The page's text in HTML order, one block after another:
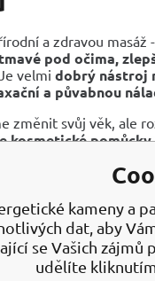
a zdravou masáž -
pod očima,
velmi dobrý nástroj
a půvabnou
změnit svůj věk, ale
kosmetické pomůcky
napětí v obličeji
elasticitu pokožky
výskytu jemných
otoky, otoky očí a
pronikat
krevní oběh v
kameny a
dat, aby
se Vašich zájmů
udělíte